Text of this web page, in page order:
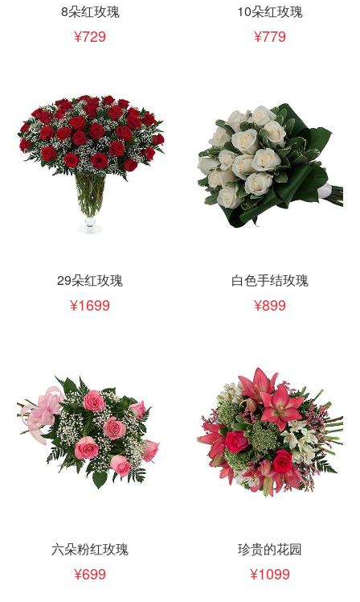
8朵红玫瑰
729
10朵红玫瑰
779
29朵红玫瑰
1699
白色手结玫瑰
899
六朵粉红玫瑰
699
珍贵的花园
1099